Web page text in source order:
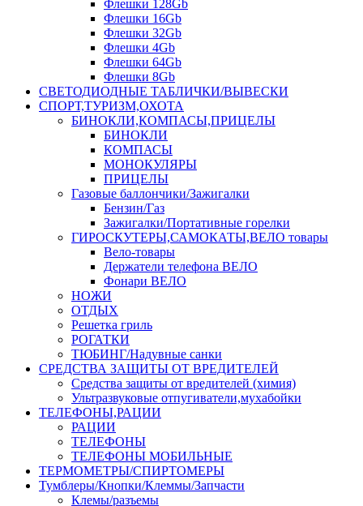
Флешки 128Gb
Флешки 16Gb
Флешки 32Gb
Флешки 4Gb
Флешки 64Gb
Флешки 8Gb
СВЕТОДИОДНЫЕ ТАБЛИЧКИ/ВЫВЕСКИ
СПОРТ,ТУРИЗМ,ОХОТА
БИНОКЛИ,КОМПАСЫ,ПРИЦЕЛЫ
БИНОКЛИ
КОМПАСЫ
МОНОКУЛЯРЫ
ПРИЦЕЛЫ
Газовые баллончики/Зажигалки
Бензин/Газ
Зажигалки/Портативные горелки
ГИРОСКУТЕРЫ,САМОКАТЫ,ВЕЛО товары
Вело-товары
Держатели телефона ВЕЛО
Фонари ВЕЛО
НОЖИ
ОТДЫХ
Решетка гриль
РОГАТКИ
ТЮБИНГ/Надувные санки
СРЕДСТВА ЗАЩИТЫ ОТ ВРЕДИТЕЛЕЙ
Средства защиты от вредителей (химия)
Ультразвуковые отпугиватели,мухабойки
ТЕЛЕФОНЫ,РАЦИИ
РАЦИИ
ТЕЛЕФОНЫ
ТЕЛЕФОНЫ МОБИЛЬНЫЕ
ТЕРМОМЕТРЫ/СПИРТОМЕРЫ
Тумблеры/Кнопки/Клеммы/Запчасти
Клемы/разъемы